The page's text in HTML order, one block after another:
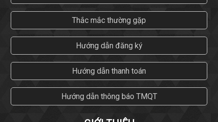
Thắc mắc thường gặp
Hướng dẫn đăng ký
Hướng dẫn thanh toán
Hướng dẫn thông báo TMQT